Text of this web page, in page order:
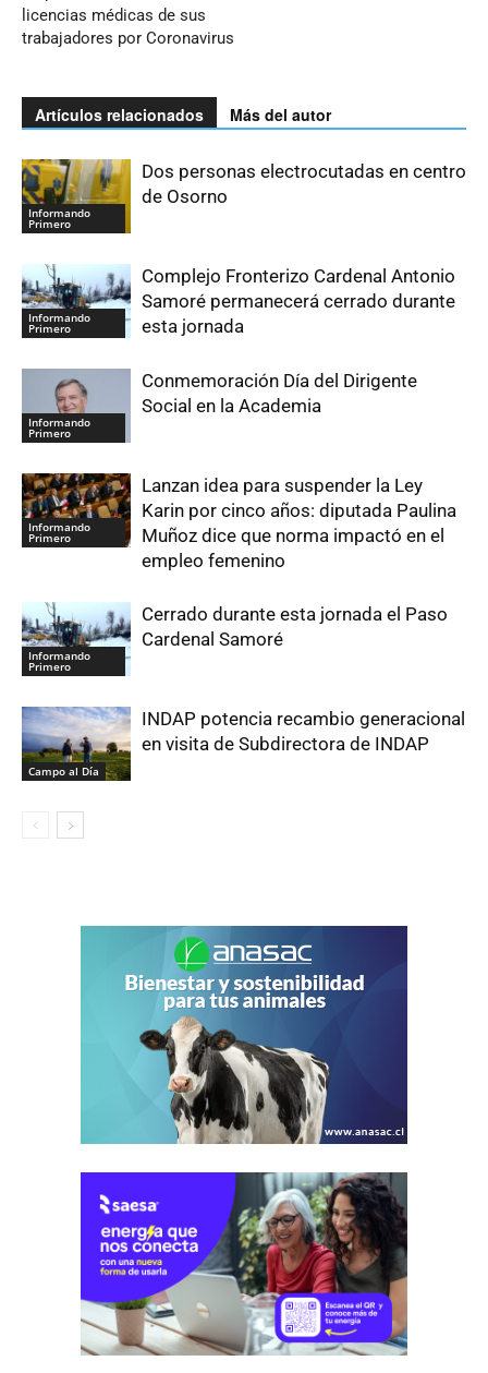
licencias médicas de sus
trabajadores por Coronavirus
Artículos relacionados Más del autor
Informando
Primero
Dos personas electrocutadas en centro
de Osorno
Informando
Primero
Complejo Fronterizo Cardenal Antonio
Samoré permanecerá cerrado durante
esta jornada
Informando
Primero
Conmemoración Día del Dirigente
Social en la Academia
Informando
Primero
Lanzan idea para suspender la Ley
Karin por cinco años: diputada Paulina
Muñoz dice que norma impactó en el
empleo femenino
Informando
Primero
Cerrado durante esta jornada el Paso
Cardenal Samoré
Campo al Día
INDAP potencia recambio generacional
en visita de Subdirectora de INDAP